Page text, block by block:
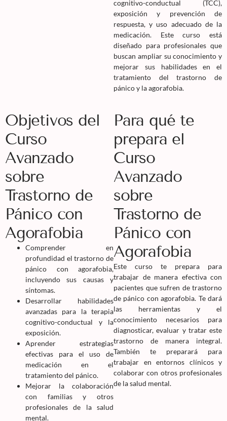
cognitivo-conductual (TCC),
exposición y prevención de
respuesta, y uso adecuado de la
medicación. Este curso está
diseñado para profesionales que
buscan ampliar su conocimiento y
mejorar sus habilidades en el
tratamiento del trastorno de
pánico y la agorafobia.
Objetivos del
Curso
Avanzado
sobre
Trastorno de
Pánico con
Agorafobia
Comprender en
profundidad el trastorno de
pánico con agorafobia,
incluyendo sus causas y
síntomas.
Desarrollar habilidades
avanzadas para la terapia
cognitivo-conductual y la
exposición.
Aprender estrategias
efectivas para el uso de
medicación en el
tratamiento del pánico.
Mejorar la colaboración
con familias y otros
profesionales de la salud
mental.
Para qué te
prepara el
Curso
Avanzado
sobre
Trastorno de
Pánico con
Agorafobia
Este curso te prepara para
trabajar de manera efectiva con
pacientes que sufren de trastorno
de pánico con agorafobia. Te dará
las herramientas y el
conocimiento necesarios para
diagnosticar, evaluar y tratar este
trastorno de manera integral.
También te preparará para
trabajar en entornos clínicos y
colaborar con otros profesionales
de la salud mental.